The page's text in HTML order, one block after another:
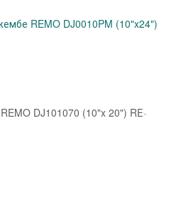
REMO DJ0010PM (10"x24")